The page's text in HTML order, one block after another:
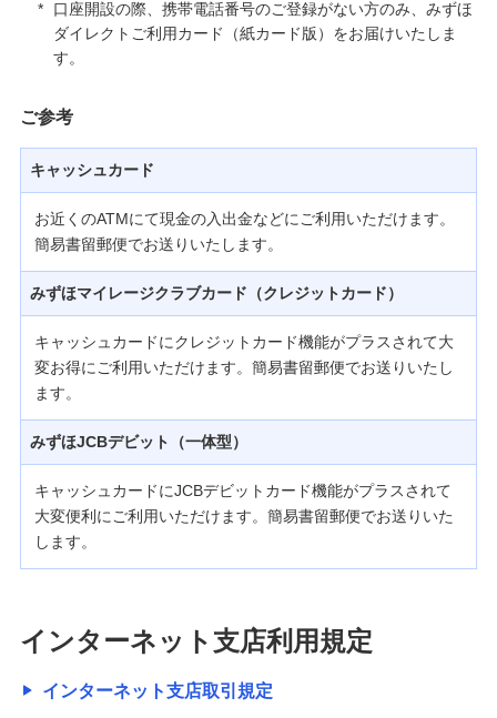
*
口座開設の際、携帯電話番号のご登録がない方のみ、みずほ
ダイレクトご利用カード（紙カード版）をお届けいたしま
す。
ご参考
キャッシュカード
お近くのATMにて現金の入出金などにご利用いただけます。
簡易書留郵便でお送りいたします。
みずほマイレージクラブカード（クレジットカード）
キャッシュカードにクレジットカード機能がプラスされて大
変お得にご利用いただけます。簡易書留郵便でお送りいたし
ます。
みずほJCBデビット（一体型）
キャッシュカードにJCBデビットカード機能がプラスされて
大変便利にご利用いただけます。簡易書留郵便でお送りいた
します。
インターネット支店利用規定
インターネット支店取引規定